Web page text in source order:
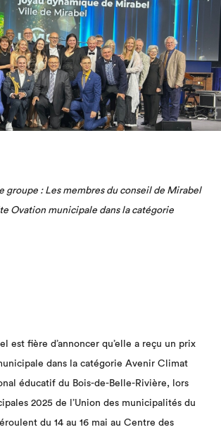
groupe : Les membres du conseil de Mirabel
Ovation municipale dans la catégorie
est fière d’annoncer qu’elle a reçu un prix
dans la catégorie Avenir Climat
éducatif du Bois-de-Belle-Rivière, lors
2025 de l’Union des municipalités du
du 14 au 16 mai au Centre des